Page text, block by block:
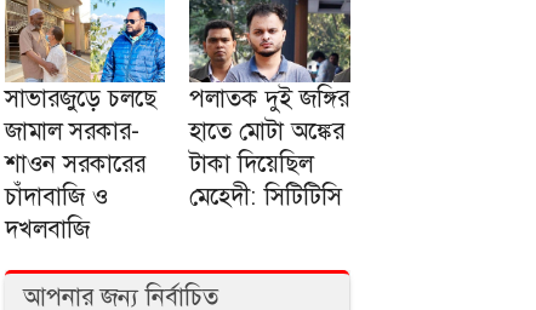
সাভারজুড়ে চলছে
জামাল সরকার-
শাওন সরকারের
চাঁদাবাজি ও
দখলবাজি
পলাতক দুই জঙ্গির
হাতে মোটা অঙ্কের
টাকা দিয়েছিল
মেহেদী: সিটিটিসি
আপনার জন্য নির্বাচিত